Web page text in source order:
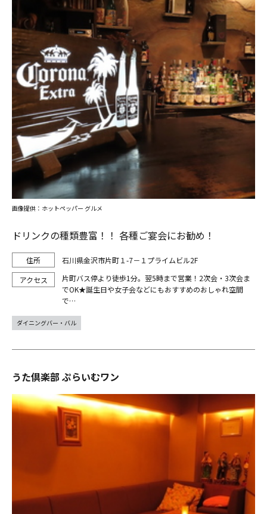
ドリンクの種類豊富！！ 各種ご宴会にお勧め！
石川県金沢市片町１-7－１プライムビル2F
片町バス停より徒歩1分。翌5時まで営業！2次会・3次会ま
でOK★誕生日や女子会などにもおすすめのおしゃれ空間
で…
画像提供：ホットペッパー グルメ
ダイニングバー・バル
うた倶楽部 ぷらいむワン